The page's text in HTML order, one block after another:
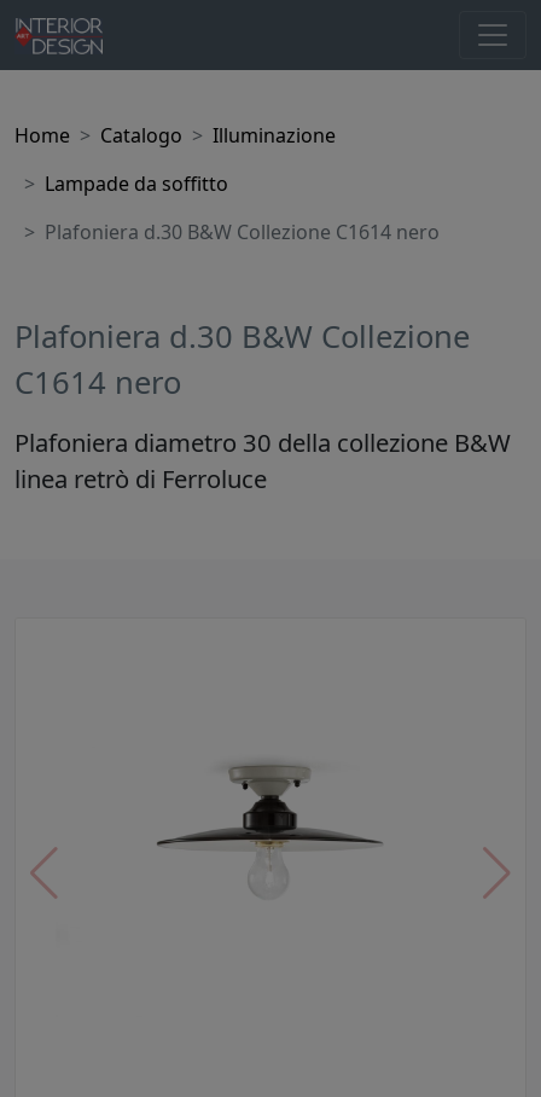
Home Catalogo
Illuminazione
Lampade da soffitto
Plafoniera d.30 B&W Collezione C1614 nero
Plafoniera d.30 B&W Collezione
C1614 nero
Plafoniera diametro 30 della collezione B&W
linea retrò di Ferroluce